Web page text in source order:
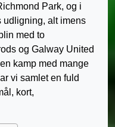
Park, og i
udligning, alt imens
med to
og Galway United
kamp med mange
vi samlet en fuld
kort,